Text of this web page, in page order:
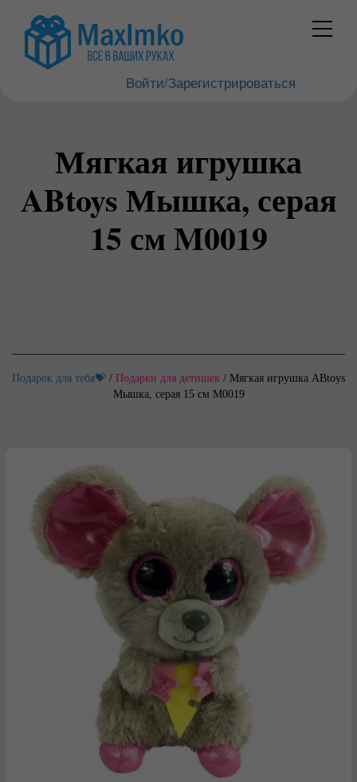
Войти/Зарегистрироваться
Мягкая игрушка
ABtoys Мышка, серая
15 см M0019
Подарок для тебя💝 / Подарки для детишек / Мягкая игрушка ABtoys
Мышка, серая 15 см M0019